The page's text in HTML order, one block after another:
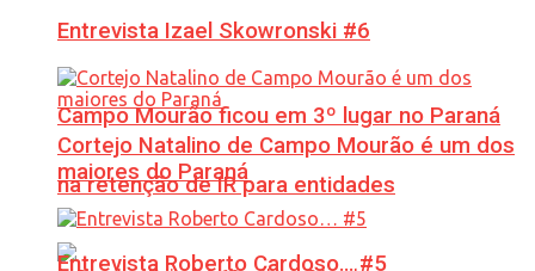
Campo Mourão ficou em 3º lugar no Paraná
na retenção de IR para entidades
Entrevista Izael Skowronski #6
Cortejo Natalino de Campo Mourão é um dos
maiores do Paraná
Entrevista Roberto Cardoso… #5